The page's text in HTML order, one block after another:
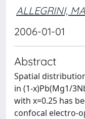
ALLEGRINI,
2006-01-01
Abstract
Spatial
in (1-x)Pb(Mg1/
with x=0.25 has
confocal electro-